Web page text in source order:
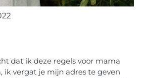
dat ik deze regels voor mama
ik vergat je mijn adres te geven